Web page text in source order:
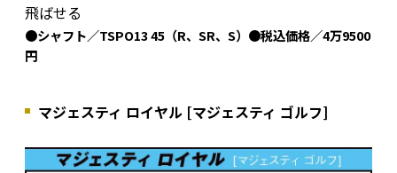
飛ばせる
●シャフト／TSPO13 45（R、SR、S）●税込価格／4万9500
円
マジェスティ ロイヤル [マジェスティ ゴルフ]